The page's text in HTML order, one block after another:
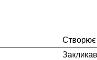
Створює